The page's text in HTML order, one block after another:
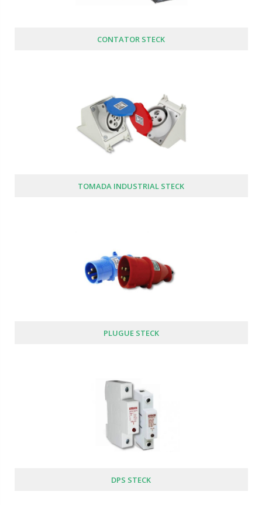
CONTATOR STECK
TOMADA INDUSTRIAL STECK
PLUGUE STECK
DPS STECK